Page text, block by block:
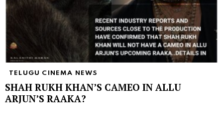
TELUGU CINEMA NEWS
SHAH RUKH KHAN’S CAMEO IN ALLU
ARJUN’S RAAKA?